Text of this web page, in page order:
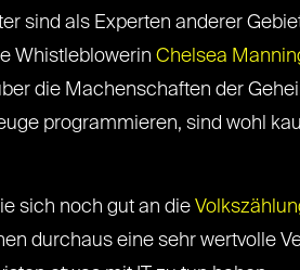
sind als Experten anderer
Whistleblowerin Chelsea
die Machenschaften der
programmieren, sind wohl
sich noch gut an die
durchaus eine sehr wertvolle